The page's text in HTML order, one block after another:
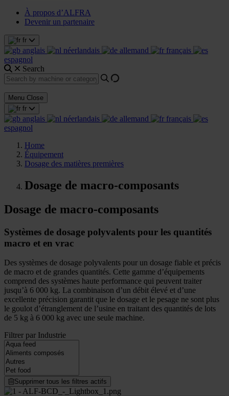
À propos d’ALFRA
Devenir un partenaire
fr
anglais néerlandais allemand
français
espagnol
Search
Menu Close
fr
anglais néerlandais allemand
français
espagnol
Home
Équipement
Dosage des matières premières
Dosage de macro-composants
Dosage de macro-composants
Systèmes de dosage polyvalents pour les quantités
macro et en vrac
Des systèmes de dosage polyvalents pour un dosage fiable et précis
de macro et de grandes quantités. Cette gamme d’équipements
comprend des systèmes haute performance qui peuvent traiter
jusqu’à 6 000 kg. La combinaison d’un débit élevé et d’une
excellente précision garantit que le dosage et le pesage ne sont plus
le goulot d’étranglement de l’usine en traitant des quantités de lots
de 5 kg à 6 000 kg avec une seule machine.
Filtrer par Industrie
Supprimer tous les filtres actifs
Loading...